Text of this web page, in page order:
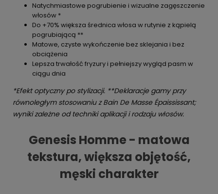
Natychmiastowe pogrubienie i wizualne zagęszczenie
włosów *
Do +70% większa średnica włosa w rutynie z kąpielą
pogrubiającą **
Matowe, czyste wykończenie bez sklejania i bez
obciążenia
Lepsza trwałość fryzury i pełniejszy wygląd pasm w
ciągu dnia
*Efekt optyczny po stylizacji. **Deklaracje gamy przy
równoległym stosowaniu z Bain De Masse Épaississant;
wyniki zależne od techniki aplikacji i rodzaju włosów.
Genesis Homme - matowa
tekstura, większa objętość,
męski charakter